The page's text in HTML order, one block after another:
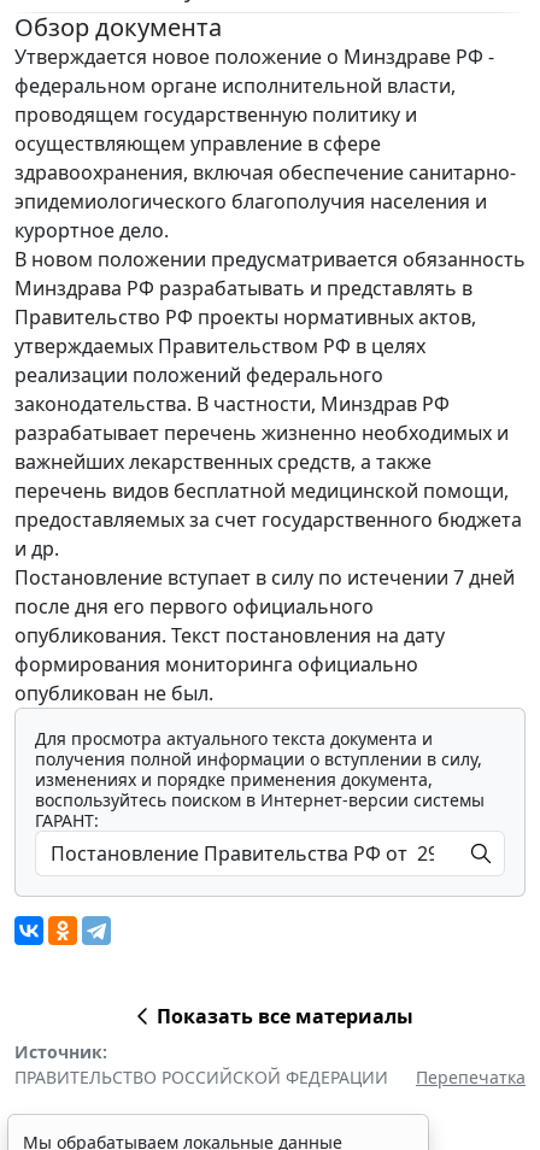
Обзор документа
Утверждается новое положение о Минздраве РФ -
федеральном органе исполнительной власти,
проводящем государственную политику и
осуществляющем управление в сфере
здравоохранения, включая обеспечение санитарно-
эпидемиологического благополучия населения и
курортное дело.
В новом положении предусматривается обязанность
Минздрава РФ разрабатывать и представлять в
Правительство РФ проекты нормативных актов,
утверждаемых Правительством РФ в целях
реализации положений федерального
законодательства. В частности, Минздрав РФ
разрабатывает перечень жизненно необходимых и
важнейших лекарственных средств, а также
перечень видов бесплатной медицинской помощи,
предоставляемых за счет государственного бюджета
и др.
Постановление вступает в силу по истечении 7 дней
после дня его первого официального
опубликования. Текст постановления на дату
формирования мониторинга официально
опубликован не был.
Для просмотра актуального текста документа и
получения полной информации о вступлении в силу,
изменениях и порядке применения документа,
воспользуйтесь поиском в Интернет-версии системы
ГАРАНТ:
Показать все материалы
Источник:
ПРАВИТЕЛЬСТВО РОССИЙСКОЙ ФЕДЕРАЦИИ
Перепечатка
Мы обрабатываем локальные данные